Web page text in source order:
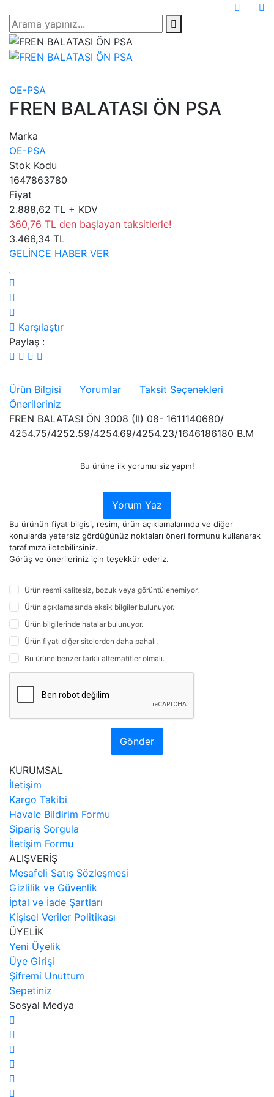
OE-PSA
FREN BALATASI ÖN PSA
Marka
OE-PSA
Stok Kodu
1647863780
Fiyat
2.888,62 TL + KDV
360,76 TL den başlayan taksitlerle!
3.466,34 TL
GELİNCE HABER VER
Karşılaştır
Paylaş :
Ürün Bilgisi Yorumlar
Taksit Seçenekleri
Önerileriniz
FREN BALATASI ÖN 3008 (II) 08- 1611140680/
4254.75/4252.59/4254.69/4254.23/1646186180 B.M
Bu ürüne ilk yorumu siz yapın!
Yorum Yaz
Bu ürünün fiyat bilgisi, resim, ürün açıklamalarında ve diğer
konularda yetersiz gördüğünüz noktaları öneri formunu kullanarak
tarafımıza iletebilirsiniz.
Görüş ve önerileriniz için teşekkür ederiz.
Ürün resmi kalitesiz, bozuk veya görüntülenemiyor.
Ürün açıklamasında eksik bilgiler bulunuyor.
Ürün bilgilerinde hatalar bulunuyor.
Ürün fiyatı diğer sitelerden daha pahalı.
Bu ürüne benzer farklı alternatifler olmalı.
Gönder
KURUMSAL
İletişim
Kargo Takibi
Havale Bildirim Formu
Sipariş Sorgula
İletişim Formu
ALIŞVERİŞ
Mesafeli Satış Sözleşmesi
Gizlilik ve Güvenlik
İptal ve İade Şartları
Kişisel Veriler Politikası
ÜYELİK
Yeni Üyelik
Üye Girişi
Şifremi Unuttum
Sepetiniz
Sosyal Medya